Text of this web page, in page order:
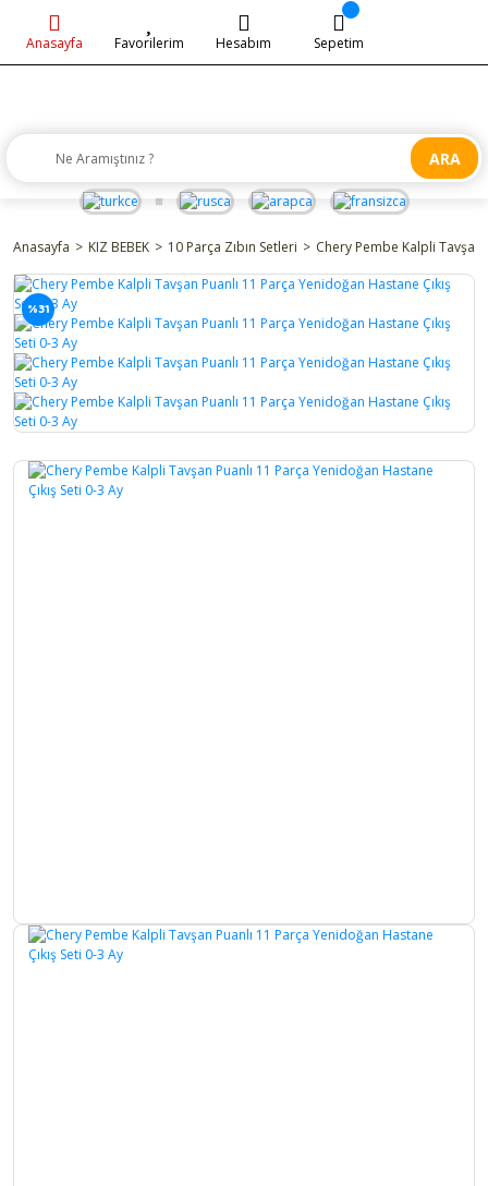
ARA
Anasayfa Favorilerim Hesabım Sepetim
Anasayfa KIZ BEBEK 10 Parça Zıbın Setleri Chery Pembe Kalpli Tavşan
%31